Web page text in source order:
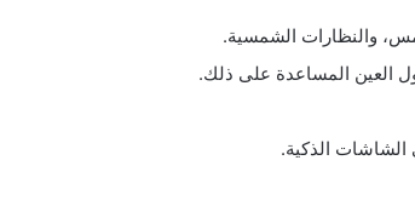
والنظارات الشمسية.
العين المساعدة على ذلك.
الذكية.